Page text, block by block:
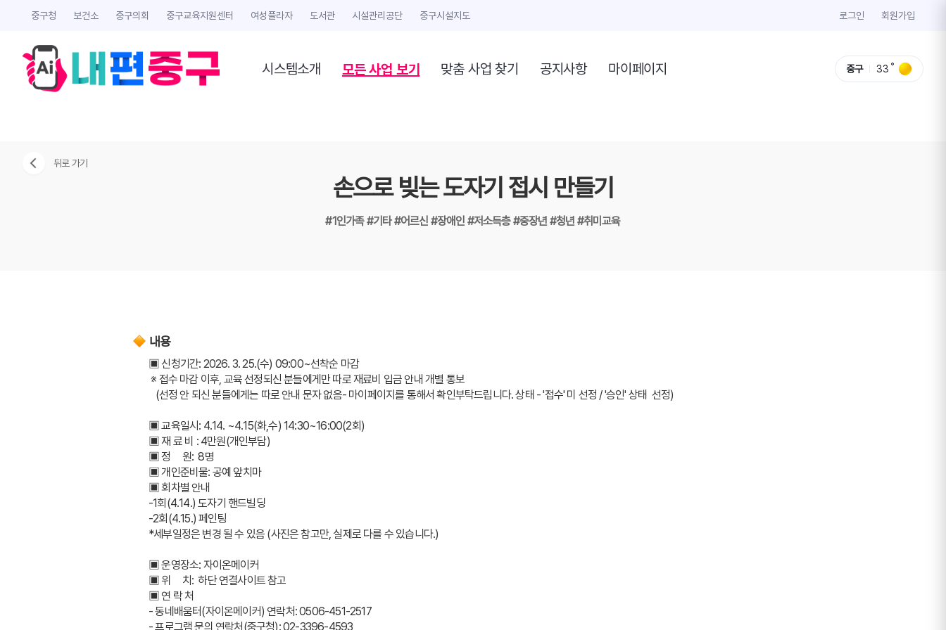
중구청 보건소 중구의회 중구교육지원센터 여성플라자 도서관 시설관리공단 중구시설지도 로그인 회원가입
시스템소개 모든 사업 보기 맞춤 사업 찾기 공지사항 마이페이지 중구 33
뒤로 가기
손으로 빚는 도자기 접시 만들기
#1인가족#기타#어르신#장애인#저소득층#중장년#청년#취미교육
내용
▣ 신청기간: 2026. 3. 25.(수) 09:00~선착순 마감
※ 접수 마감 이후, 교육 선정되신 분들에게만 따로 재료비 입금 안내 개별 통보
   (선정 안 되신 분들에게는 따로 안내 문자 없음- 마이페이지를 통해서 확인부탁드립니다. 상태 - '접수' 미 선정 / '승인' 상태  선정)
▣ 교육일시: 4.14. ~4.15(화,수) 14:30~16:00(2회)
▣ 재 료 비 : 4만원(개인부담)
▣ 정     원:  8명
▣ 개인준비물: 공예 앞치마
▣ 회차별 안내
-1회(4.14.) 도자기 핸드빌딩
-2회(4.15.) 페인팅
*세부일정은 변경 될 수 있음 (사진은 참고만, 실제로 다를 수 있습니다.)
▣ 운영장소: 자이온메이커
▣ 위     치:  하단 연결사이트 참고
▣ 연 락 처
- 동네배움터(자이온메이커) 연락처: 0506-451-2517
- 프로그램 문의 연락처(중구청): 02-3396-4593